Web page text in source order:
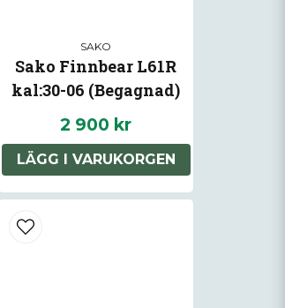
SAKO
Sako Finnbear L61R
kal:30-06 (Begagnad)
2 900 kr
LÄGG I VARUKORGEN